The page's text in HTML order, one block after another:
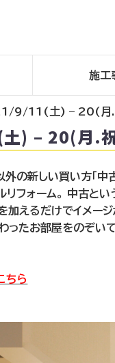
施工
9/11(土) – 20(月.祝
) – 20(月.祝
外の新しい買い方「中
リフォーム。 中古とい
加えるだけでイメー
ったお部屋をのぞい
ちら